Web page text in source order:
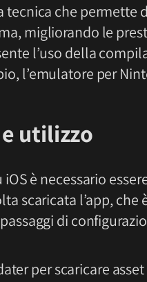
tecnica che permette
migliorando le
l’uso della
l’emulatore per
utilizzo
iOS è necessario
scaricata l’app,
di
per scaricare